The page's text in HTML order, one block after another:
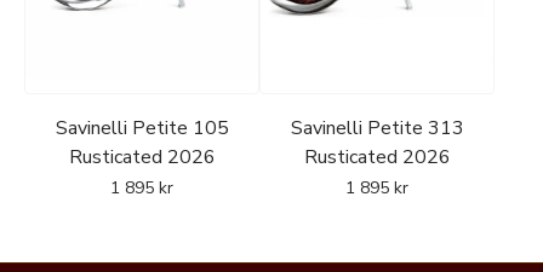
Savinelli Petite 105
Rusticated 2026
1 895 kr
Savinelli Petite 313
Rusticated 2026
1 895 kr